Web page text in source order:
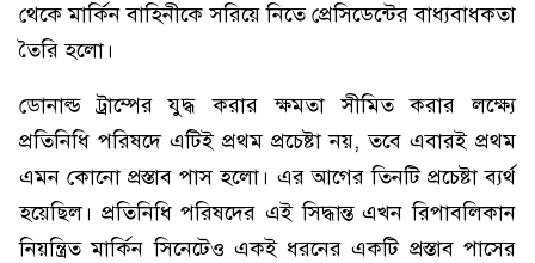
থেকে মার্কিন বাহিনীকে সরিয়ে নিতে প্রেসিডেন্টের বাধ্যবাধকতা
তৈরি হলো।
ডোনাল্ড ট্রাম্পের যুদ্ধ করার ক্ষমতা সীমিত করার লক্ষ্যে
প্রতিনিধি পরিষদে এটিই প্রথম প্রচেষ্টা নয়, তবে এবারই প্রথম
এমন কোনো প্রস্তাব পাস হলো। এর আগের তিনটি প্রচেষ্টা ব্যর্থ
হয়েছিল। প্রতিনিধি পরিষদের এই সিদ্ধান্ত এখন রিপাবলিকান
নিয়ন্ত্রিত মার্কিন সিনেটেও একই ধরনের একটি প্রস্তাব পাসের